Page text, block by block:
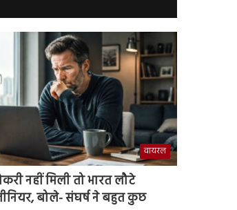
वायरल
नहीं मिली तो भारत लौटे
बोले- संघर्ष ने बहुत कुछ